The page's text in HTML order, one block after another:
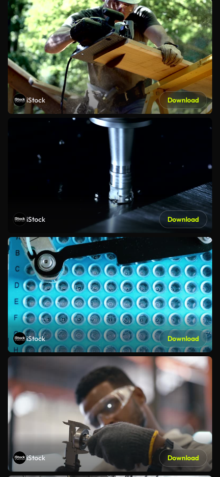
iStock Download
iStock Download
iStock Download
iStock Download